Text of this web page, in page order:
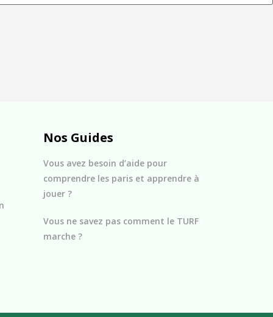
Nos Guides
Vous avez besoin d’aide pour
comprendre les paris et apprendre à
jouer ?
Vous ne savez pas comment le TURF
marche ?